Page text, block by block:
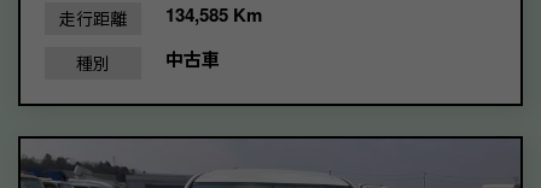
走行距離 134,585 Km
種別 中古車